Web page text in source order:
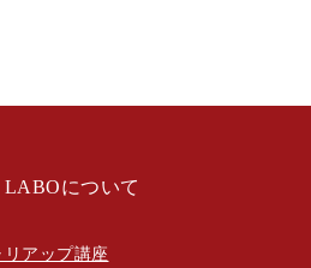
について
アップ講座